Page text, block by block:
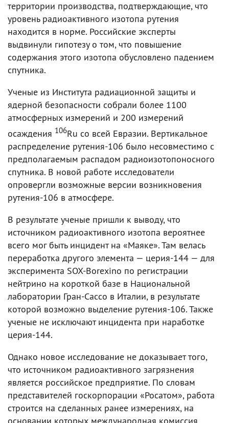
территории производства, подтверждающие, что
уровень радиоактивного изотопа рутения
находится в норме. Российские эксперты
выдвинули гипотезу о том, что повышение
содержания этого изотопа обусловлено падением
спутника.
Ученые из Института радиационной защиты и
ядерной безопасности собрали более 1100
атмосферных измерений и 200 измерений
осаждения 106Ru со всей Евразии. Вертикальное
распределение рутения-106 было несовместимо с
предполагаемым распадом радиоизотопоносного
спутника. В новой работе исследователи
опровергли возможные версии возникновения
рутения-106 в атмосфере.
В результате ученые пришли к выводу, что
источником радиоактивного изотопа вероятнее
всего мог быть инцидент на «Маяке». Там велась
переработка другого элемента — церия-144 — для
эксперимента SOX-Borexino по регистрации
нейтрино на короткой базе в Национальной
лаборатории Гран-Сассо в Италии, в результате
которой возможно выделение рутения-106. Также
ученые не исключают инцидента при наработке
церия-144.
Однако новое исследование не доказывает того,
что источником радиоактивного загрязнения
является российское предприятие. По словам
представителей госкорпорации «Росатом», работа
строится на сделанных ранее измерениях, на